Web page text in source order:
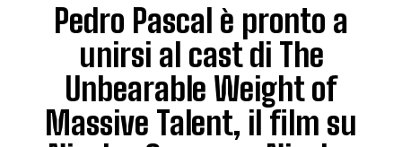
Pedro Pascal è pronto a
unirsi al cast di The
Unbearable Weight of
Massive Talent, il film su